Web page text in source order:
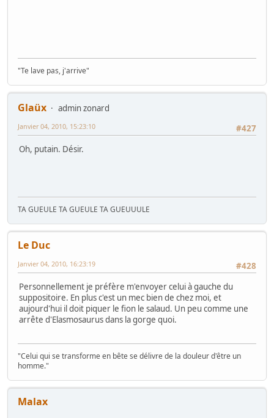
"Te lave pas, j'arrive"
Glaüx
admin zonard
#427
Janvier 04, 2010, 15:23:10
Oh, putain. Désir.
TA GUEULE TA GUEULE TA GUEUUULE
Le Duc
#428
Janvier 04, 2010, 16:23:19
Personnellement je préfère m'envoyer celui à gauche du
suppositoire. En plus c'est un mec bien de chez moi, et
aujourd'hui il doit piquer le fion le salaud. Un peu comme une
arrête d'Elasmosaurus dans la gorge quoi.
"Celui qui se transforme en bête se délivre de la douleur d'être un
homme."
Malax